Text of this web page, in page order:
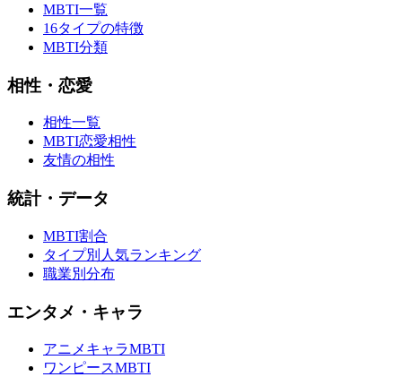
MBTI一覧
16タイプの特徴
MBTI分類
相性・恋愛
相性一覧
MBTI恋愛相性
友情の相性
統計・データ
MBTI割合
タイプ別人気ランキング
職業別分布
エンタメ・キャラ
アニメキャラMBTI
ワンピースMBTI